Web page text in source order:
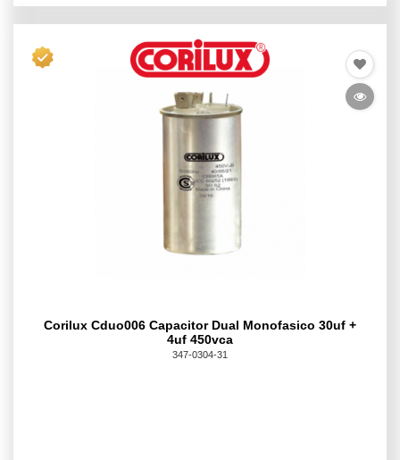
Corilux Cduo006 Capacitor Dual Monofasico 30uf +
4uf 450vca
347-0304-31